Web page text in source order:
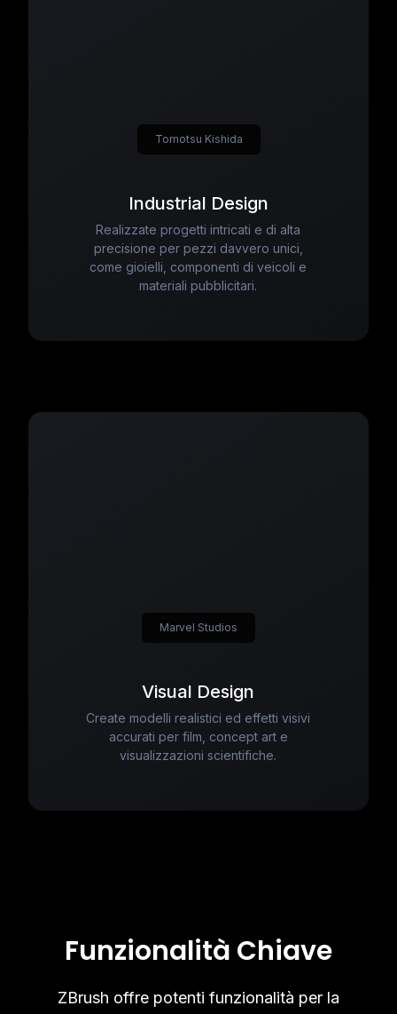
Industrial Design
Realizzate progetti intricati e di alta
precisione per pezzi davvero unici,
come gioielli, componenti di veicoli e
materiali pubblicitari.
Tomotsu Kishida
Visual Design
Create modelli realistici ed effetti visivi
accurati per film, concept art e
visualizzazioni scientifiche.
Marvel Studios
Funzionalità Chiave
ZBrush offre potenti funzionalità per la